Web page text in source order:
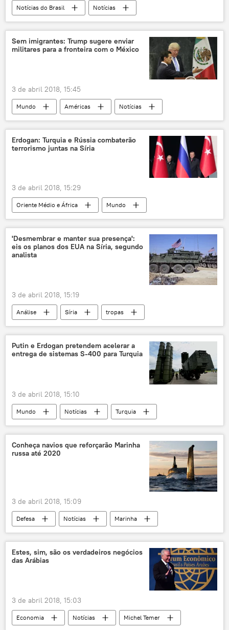
Notícias do Brasil
Notícias
São Paulo
separatismo
região separatista
Sem imigrantes: Trump sugere enviar
militares para a fronteira com o México
3 de abril 2018, 15:45
Mundo Américas
Notícias
México
América Central
Donald Trump
James Mattis
Povo Sem Fronteiras
Erdogan: Turquia e Rússia combaterão
terrorismo juntas na Síria
3 de abril 2018, 15:29
Oriente Médio e África
Mundo
Rússia
Notícias
Turquia
Síria
Vladimir Putin
Recep Tayyip Erdogan
relações bilaterais
'Desmembrar e manter sua presença':
eis os planos dos EUA na Síria, segundo
analista
3 de abril 2018, 15:19
Análise Síria
tropas
retirada
presença militar EUA
Putin e Erdogan pretendem acelerar a
entrega de sistemas S-400 para Turquia
3 de abril 2018, 15:10
Mundo Notícias
Turquia
Vladimir Putin
Recep Tayyip Erdogan
S-400
Conheça navios que reforçarão Marinha
russa até 2020
3 de abril 2018, 15:09
Defesa Notícias
Marinha
Borei
submarino nuclear
navios de guerra
Rússia
Estes, sim, são os verdadeiros negócios
das Arábias
3 de abril 2018, 15:03
Economia Notícias
Michel Temer